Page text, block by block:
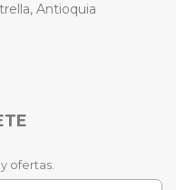
Antioquia
ofertas.